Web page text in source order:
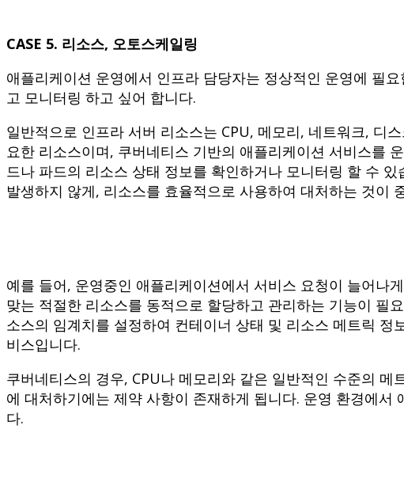
CASE 5. 리소스, 오토스케일링
애플리케이션 운영에서 인프라 담당자는 정상적인 운영에 필
고 모니터링 하고 싶어 합니다.
일반적으로 인프라 서버 리소스는 CPU, 메모리, 네트워크, 디
요한 리소스이며, 쿠버네티스 기반의 애플리케이션 서비스를
드나 파드의 리소스 상태 정보를 확인하거나 모니터링 할 수
발생하지 않게, 리소스를 효율적으로 사용하여 대처하는 것이
예를 들어, 운영중인 애플리케이션에서 서비스 요청이 늘어나
맞는 적절한 리소스를 동적으로 할당하고 관리하는 기능이 필
소스의 임계치를 설정하여 컨테이너 상태 및 리소스 메트릭
비스입니다.
쿠버네티스의 경우, CPU나 메모리와 같은 일반적인 수준의
에 대처하기에는 제약 사항이 존재하게 됩니다. 운영 환경에
다.